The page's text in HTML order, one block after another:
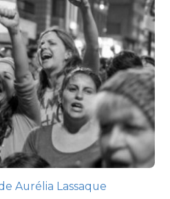
Aurélia Lassaque